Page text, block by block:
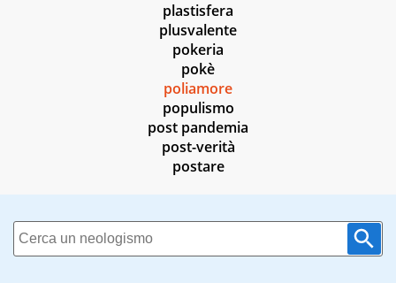
plastisfera
plusvalente
pokeria
pokè
poliamore
populismo
post pandemia
post-verità
postare